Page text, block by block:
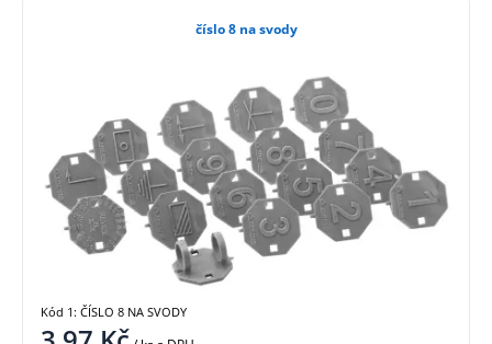
číslo 8 na svody
Kód 1: ČÍSLO 8 NA SVODY